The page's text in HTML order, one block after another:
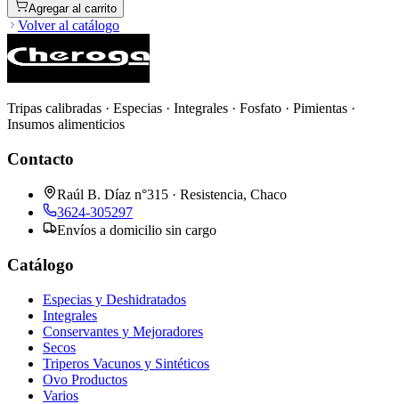
Agregar al carrito
Volver al catálogo
Tripas calibradas · Especias · Integrales · Fosfato · Pimientas ·
Insumos alimenticios
Contacto
Raúl B. Díaz n°315 · Resistencia, Chaco
3624-305297
Envíos a domicilio sin cargo
Catálogo
Especias y Deshidratados
Integrales
Conservantes y Mejoradores
Secos
Triperos Vacunos y Sintéticos
Ovo Productos
Varios